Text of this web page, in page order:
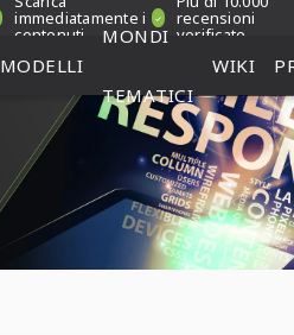
immediatamente i
contenuti
recensioni
verificate
MODELLI
MONDI
TEMATICI
WIKI